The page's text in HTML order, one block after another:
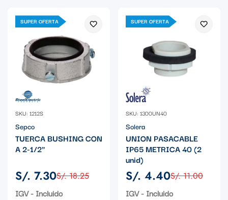
SUPER OFERTA
SKU: 1212S
Sepco
TUERCA BUSHING CON
A 2-1/2"
Precio
de
S/. 7.30
Precio
regular
S/. 18.25
IGV - Incluido
SUPER OFERTA
SKU: 1300UN40
Solera
UNION PASACABLE
IP65 METRICA 40 (2
unid)
Precio
de
S/. 4.40
Precio
regular
S/. 11.00
IGV - Incluido